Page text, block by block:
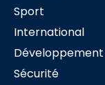
Sport
International
Développement
Sécurité